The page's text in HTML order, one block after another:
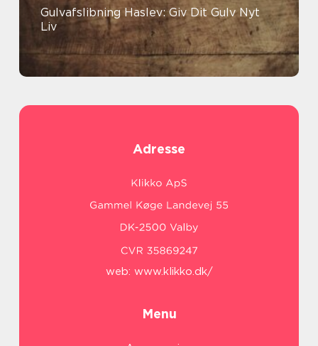
Gulvafslibning Haslev: Giv Dit Gulv Nyt
Liv
Adresse
web: www.klikko.dk/
Menu